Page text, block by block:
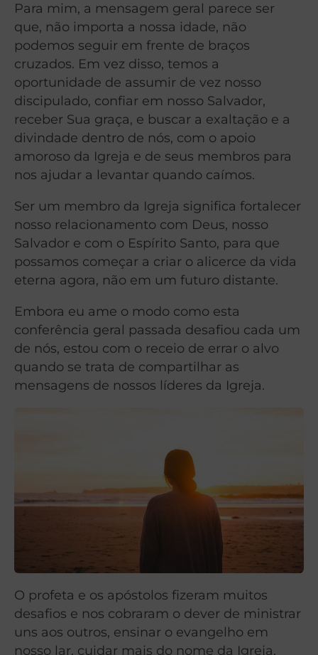
Para mim, a mensagem geral parece ser
que, não importa a nossa idade, não
podemos seguir em frente de braços
cruzados. Em vez disso, temos a
oportunidade de assumir de vez nosso
discipulado, confiar em nosso Salvador,
receber Sua graça, e buscar a exaltação e a
divindade dentro de nós, com o apoio
amoroso da Igreja e de seus membros para
nos ajudar a levantar quando caímos.
Ser um membro da Igreja significa fortalecer
nosso relacionamento com Deus, nosso
Salvador e com o Espírito Santo, para que
possamos começar a criar o alicerce da vida
eterna agora, não em um futuro distante.
Embora eu ame o modo como esta
conferência geral passada desafiou cada um
de nós, estou com o receio de errar o alvo
quando se trata de compartilhar as
mensagens de nossos líderes da Igreja.
O profeta e os apóstolos fizeram muitos
desafios e nos cobraram o dever de ministrar
uns aos outros, ensinar o evangelho em
nosso lar, cuidar mais do nome da Igreja,